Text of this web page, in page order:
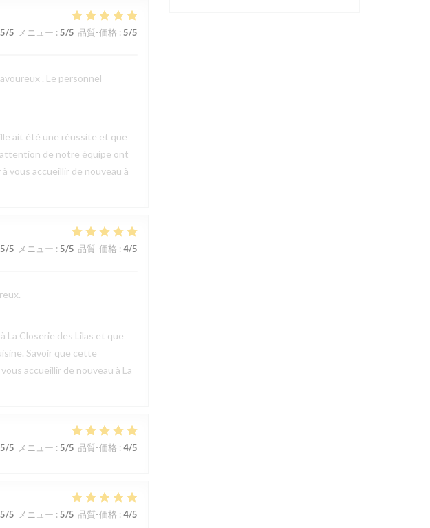
5/5 メニュー : 5/5 品質-価格 : 5/5
. Le personnel
ait été une réussite et que
de notre équipe ont
vous accueillir de nouveau à
5/5 メニュー : 5/5 品質-価格 : 4/5
La Closerie des Lilas et que
Savoir que cette
accueillir de nouveau à La
5/5 メニュー : 5/5 品質-価格 : 4/5
5/5 メニュー : 5/5 品質-価格 : 4/5